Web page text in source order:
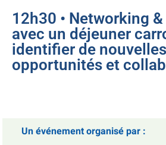
12h30 • Networking
avec un déjeuner
identifier de nouvelles
opportunités et
Un événement organisé par :